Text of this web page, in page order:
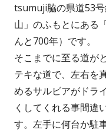
tsumuji脇の県道53
山」のふもとにある
んと700年）です。
そこまでに至る道が
テキな道で、左右を
めるサルビアがドラ
くしてくれる事間違
す。左手に何台か駐